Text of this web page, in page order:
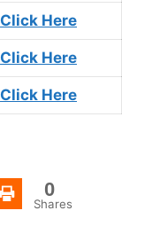
Click Here
Click Here
Click Here
0
Shares